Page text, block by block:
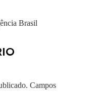
Brasil
Campos